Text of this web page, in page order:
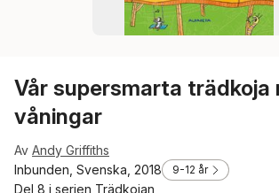
Vår supersmarta trädkoja
våningar
Av Andy Griffiths
Inbunden, Svenska, 2018
9-12 år
Del 8 i serien Trädkojan